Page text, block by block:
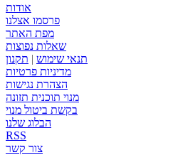
אודות
פרסמו אצלנו
מפת האתר
שאלות נפוצות
תנאי שימוש | תקנון
מדיניות פרטיות
הצהרת נגישות
מנוי תוכנית תזונה
בקשת ביטול מנוי
הבלוג שלנו
RSS
צור קשר